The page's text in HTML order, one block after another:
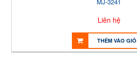
Liên hệ
THÊM VÀO GIỎ